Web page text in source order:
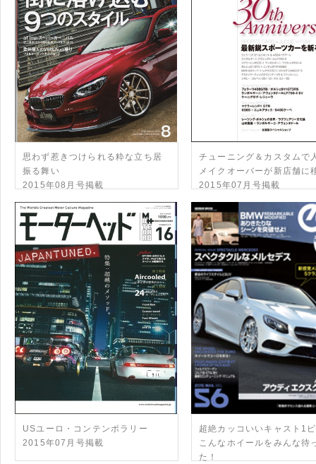
思わず惹きつけられる粋な立ち居
振る舞い
2015年08月号掲載
チューニング＆カスタムで
メイクオーバーが新店舗に
2015年07月号掲載
USユーロ・コンテンポラリー
2015年07月号掲載
超絶カッコいいキャスト
こんなホイールをみんな待
た！